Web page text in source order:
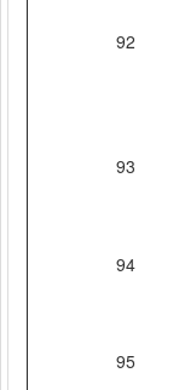
92
93
94
95